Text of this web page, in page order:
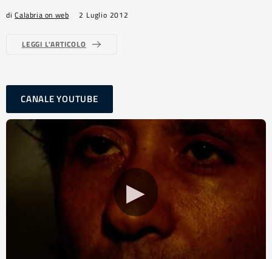
diCalabria on web 2 Luglio 2012
LEGGI L'ARTICOLO
CANALE YOUTUBE
▶